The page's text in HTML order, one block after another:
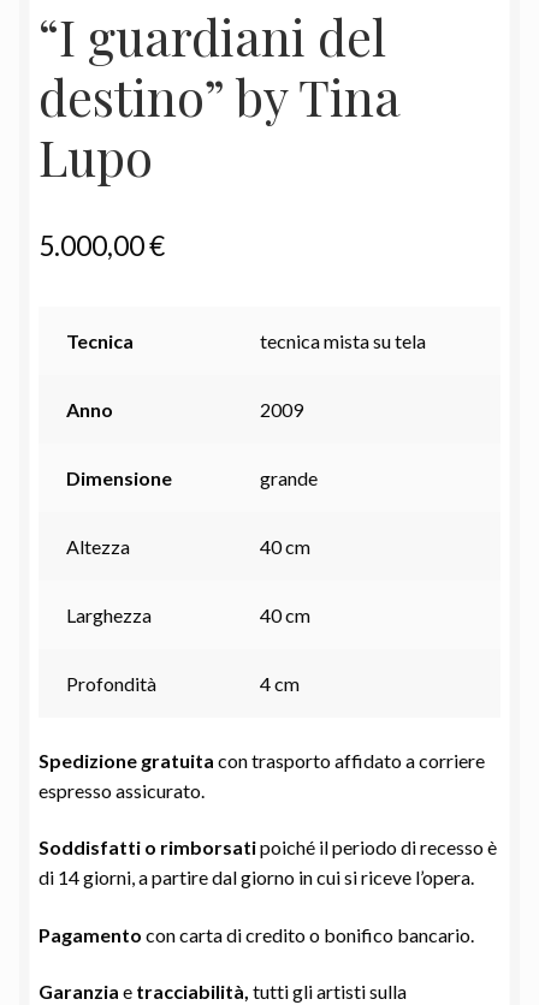
“I guardiani del
destino” by Tina
Lupo
5.000,00€
Tecnica tecnica mista su tela
Anno 2009
Dimensione grande
Altezza 40 cm
Larghezza 40 cm
Profondità 4 cm
Spedizione gratuita con trasporto affidato a corriere
espresso assicurato.
Soddisfatti o rimborsatipoiché il periodo di recesso è
di 14 giorni, a partire dal giorno in cui si riceve l’opera.
Pagamento con carta di credito o bonifico bancario.
Garanzia e tracciabilità, tutti gli artisti sulla